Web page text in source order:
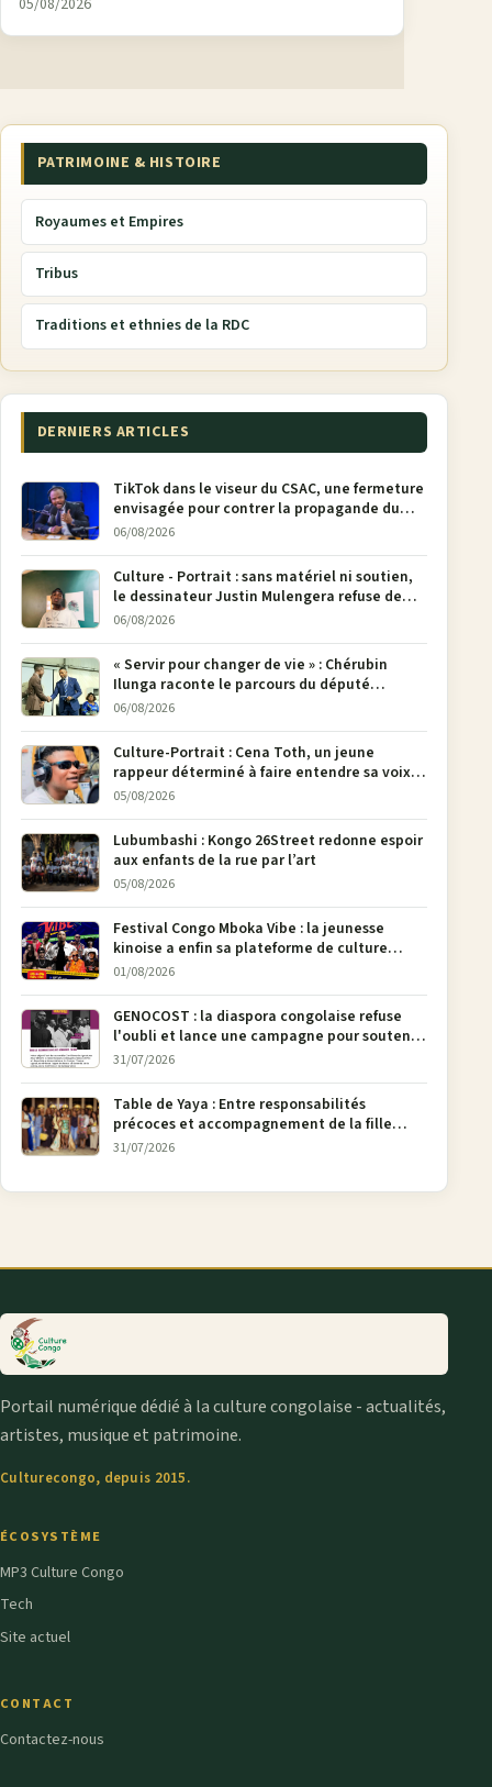
05/08/2026
PATRIMOINE & HISTOIRE
Royaumes et Empires
Tribus
Traditions et ethnies de la RDC
DERNIERS ARTICLES
TikTok dans le viseur du CSAC, une fermeture
envisagée pour contrer la propagande du
M23
06/08/2026
Culture - Portrait : sans matériel ni soutien,
le dessinateur Justin Mulengera refuse de
poser son crayon
06/08/2026
« Servir pour changer de vie » : Chérubin
Ilunga raconte le parcours du député
national Jethro Muyombi Tshimbu en 137
06/08/2026
Culture-Portrait : Cena Toth, un jeune
rappeur déterminé à faire entendre sa voix à
Bunia
05/08/2026
Lubumbashi : Kongo 26Street redonne espoir
aux enfants de la rue par l’art
05/08/2026
Festival Congo Mboka Vibe : la jeunesse
kinoise a enfin sa plateforme de culture
urbaine
01/08/2026
GENOCOST : la diaspora congolaise refuse
l'oubli et lance une campagne pour soutenir
la pétition FONAREV depuis Bruxelles
31/07/2026
Table de Yaya : Entre responsabilités
précoces et accompagnement de la fille
aînée, la diaspora en débat
31/07/2026
Portail numérique dédié à la culture congolaise - actualités,
artistes, musique et patrimoine.
Culturecongo, depuis 2015.
ÉCOSYSTÈME
MP3 Culture Congo
Tech
Site actuel
CONTACT
Contactez-nous